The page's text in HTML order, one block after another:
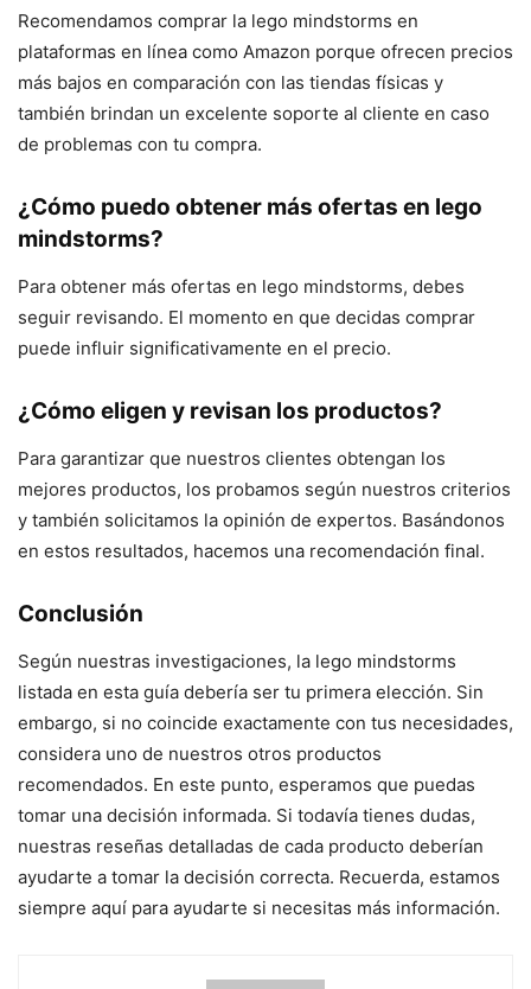
Recomendamos comprar la lego mindstorms en
plataformas en línea como Amazon porque ofrecen precios
más bajos en comparación con las tiendas físicas y
también brindan un excelente soporte al cliente en caso
de problemas con tu compra.
¿Cómo puedo obtener más ofertas en lego
mindstorms?
Para obtener más ofertas en lego mindstorms, debes
seguir revisando. El momento en que decidas comprar
puede influir significativamente en el precio.
¿Cómo eligen y revisan los productos?
Para garantizar que nuestros clientes obtengan los
mejores productos, los probamos según nuestros criterios
y también solicitamos la opinión de expertos. Basándonos
en estos resultados, hacemos una recomendación final.
Conclusión
Según nuestras investigaciones, la lego mindstorms
listada en esta guía debería ser tu primera elección. Sin
embargo, si no coincide exactamente con tus necesidades,
considera uno de nuestros otros productos
recomendados. En este punto, esperamos que puedas
tomar una decisión informada. Si todavía tienes dudas,
nuestras reseñas detalladas de cada producto deberían
ayudarte a tomar la decisión correcta. Recuerda, estamos
siempre aquí para ayudarte si necesitas más información.